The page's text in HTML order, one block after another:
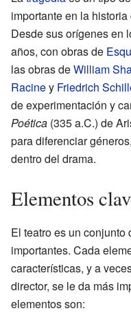
importante en la historia
Desde sus orígenes en
años, con obras de
las obras deWilliam
Raciney Friedrich
de experimentación y
Poética (335 a.C.) de
para diferenciar
dentro del drama.
Elementos
El teatro es un conjunto
importantes. Cada
características, y a
director, se le da más
elementos son: